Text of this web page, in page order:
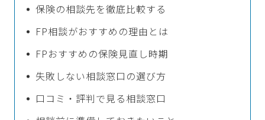
保険の相談先を徹底比較する
FP相談がおすすめの理由とは
FPおすすめの保険見直し時期
失敗しない相談窓口の選び方
口コミ・評判で見る相談窓口